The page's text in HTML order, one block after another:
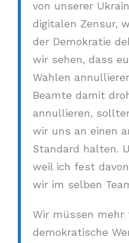
von unserer
digitalen Zensur,
der Demokratie
wir sehen, dass
Wahlen
Beamte damit
annullieren,
wir uns an einen
Standard halten.
weil ich fest
wir im selben
Wir müssen
demokratische